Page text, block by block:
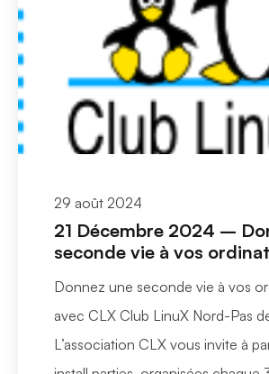
29 août 2024
21 Décembre 2024 –
seconde vie à vos
Donnez une seconde vie à vos
avec CLX Club LinuX Nord-Pas
L’association CLX vous invite à